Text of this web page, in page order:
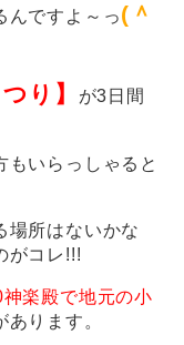
んですよ～っ(＾
り】
が3日間
もいらっしゃると
場所はないかな
がコレ!!!
楽殿で地元の小
あります。